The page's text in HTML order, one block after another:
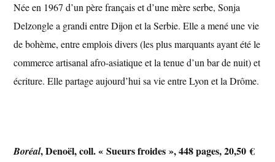
Née en 1967 d’un père français et d’une mère serbe, Sonja
Delzongle a grandi entre Dijon et la Serbie. Elle a mené une vie
de bohème, entre emplois divers (les plus marquants ayant été le
commerce artisanal afro-asiatique et la tenue d’un bar de nuit) et
écriture. Elle partage aujourd’hui sa vie entre Lyon et la Drôme.
Boréal, Denoël, coll. « Sueurs froides », 448 pages, 20,50 €